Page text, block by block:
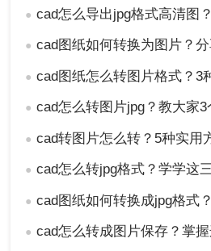
● cad怎么导出jpg格式高清图
● cad图纸如何转换为图片？分享
● cad图纸怎么转图片格式？3种简
● cad怎么转图片jpg？教大家3
● cad转图片怎么转？5种实用
● cad怎么转jpg格式？学学这
● cad图纸如何转换成jpg格式？试
● cad怎么转成图片保存？掌握